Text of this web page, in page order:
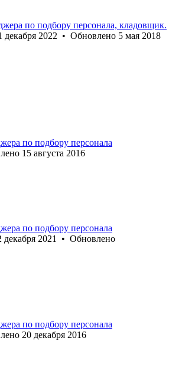
по подбору персонала, кладовщик.
декабря 2022 • Обновлено 5 мая 2018
по подбору персонала
15 августа 2016
по подбору персонала
декабря 2021 • Обновлено
по подбору персонала
20 декабря 2016